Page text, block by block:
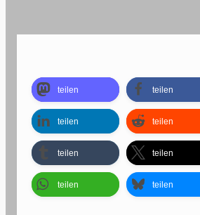
teilen teilen
teilen teilen
teilen teilen
teilen teilen